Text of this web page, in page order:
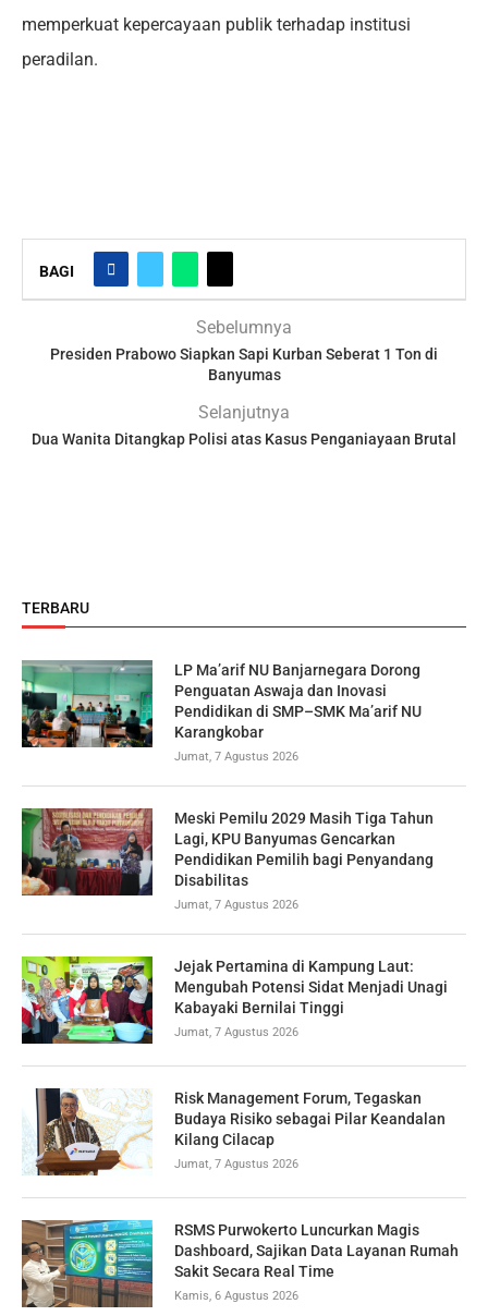
memperkuat kepercayaan publik terhadap institusi
peradilan.
BAGI
Sebelumnya
Presiden Prabowo Siapkan Sapi Kurban Seberat 1 Ton di
Banyumas
Selanjutnya
Dua Wanita Ditangkap Polisi atas Kasus Penganiayaan Brutal
TERBARU
LP Ma’arif NU Banjarnegara Dorong
Penguatan Aswaja dan Inovasi
Pendidikan di SMP–SMK Ma’arif NU
Karangkobar
Jumat, 7 Agustus 2026
Meski Pemilu 2029 Masih Tiga Tahun
Lagi, KPU Banyumas Gencarkan
Pendidikan Pemilih bagi Penyandang
Disabilitas
Jumat, 7 Agustus 2026
Jejak Pertamina di Kampung Laut:
Mengubah Potensi Sidat Menjadi Unagi
Kabayaki Bernilai Tinggi
Jumat, 7 Agustus 2026
Risk Management Forum, Tegaskan
Budaya Risiko sebagai Pilar Keandalan
Kilang Cilacap
Jumat, 7 Agustus 2026
RSMS Purwokerto Luncurkan Magis
Dashboard, Sajikan Data Layanan Rumah
Sakit Secara Real Time
Kamis, 6 Agustus 2026